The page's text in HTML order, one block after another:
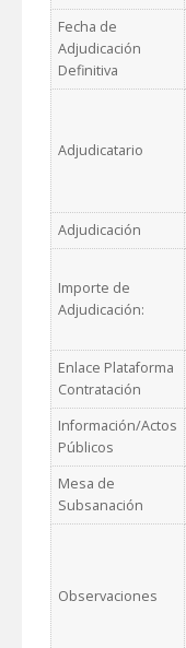
Fecha de
Adjudicación
Definitiva
Adjudicatario
Adjudicación
Importe de
Adjudicación:
Enlace Plataforma
Contratación
Información/Actos
Públicos
Mesa de
Subsanación
Observaciones